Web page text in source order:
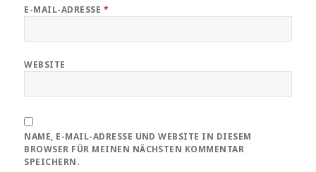
E-MAIL-ADRESSE *
WEBSITE
NAME, E-MAIL-ADRESSE UND WEBSITE IN DIESEM
BROWSER FÜR MEINEN NÄCHSTEN KOMMENTAR
SPEICHERN.